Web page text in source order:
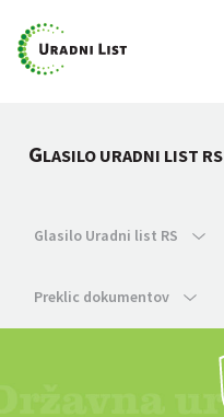
GLASILO URADNI LIST RS
Glasilo Uradni list RS
Preklic dokumentov